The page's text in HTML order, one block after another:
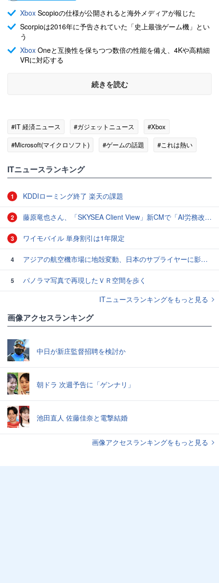
Xbox Scopioの仕様が公開されると海外メディアが報じた
Scorpioは2016年に予告されていた「史上最強ゲーム機」とい
う
Xbox Oneと互換性を保ちつつ数倍の性能を備え、4Kや高精細
VRに対応する
続きを読む
#IT 経済ニュース #ガジェットニュース
#Xbox
#Microsoft(マイクロソフト)
#ゲームの話題 #これは熱い
ITニュースランキング
1 KDDIローミング終了 楽天の課題
2 藤原竜也さん、「SKYSEA Client View」新CMで「AI労務改善」をアピール 働き方をAIが分析したら「すぐに休んで」と言われる？
3 ワイモバイル 単身割引は1年限定
4 アジアの航空機市場に地殻変動、日本のサプライヤーに影響も
5
パノラマ写真で再現したＶＲ空間を歩く
ITニュースランキングをもっと見る
画像アクセスランキング
中日が新庄監督招聘を検討か
朝ドラ 次週予告に「ゲンナリ」
池田直人 佐藤佳奈と電撃結婚
画像アクセスランキングをもっと見る